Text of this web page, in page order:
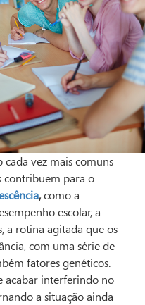
cada vez mais comuns
contribuem para o
,como a
escolar, a
a rotina agitada que os
com uma série de
fatores genéticos.
acabar interferindo no
a situação ainda